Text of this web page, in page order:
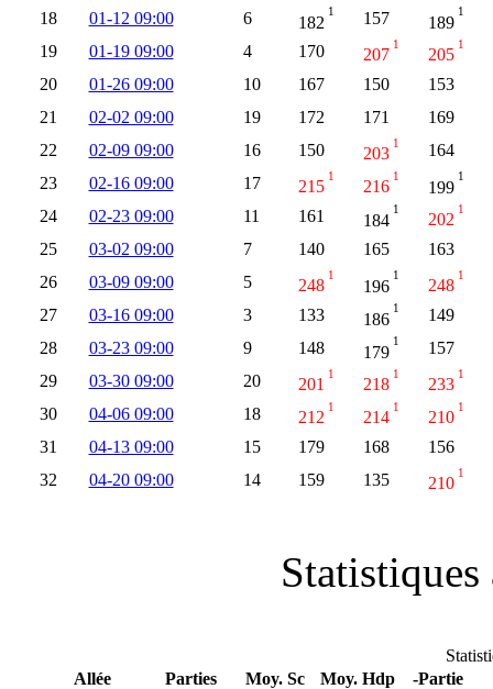
18
01-12 09:00 6 182
1 157 189
1
19
01-19 09:00 4 170 207
1
205
1
20
01-26 09:00 10 167 150 153
21
02-02 09:00 19 172 171 169
22
02-09 09:00 16 150 203
1 164
23
02-16 09:00 17 215
1
216
1
199
1
24
02-23 09:00 11 161 184
1
202
1
25
03-02 09:00 7 140 165 163
26
03-09 09:00 5 248
1
196
1
248
1
27
03-16 09:00 3 133 186
1 149
28
03-23 09:00 9 148 179
1 157
29
03-30 09:00 20 201
1
218
1
233
1
30
04-06 09:00 18 212
1
214
1
210
1
31
04-13 09:00 15 179 168 156
32
04-20 09:00 14 159 135 210
1
Allée
Parties Moy. Sc Moy. Hdp
-Partie